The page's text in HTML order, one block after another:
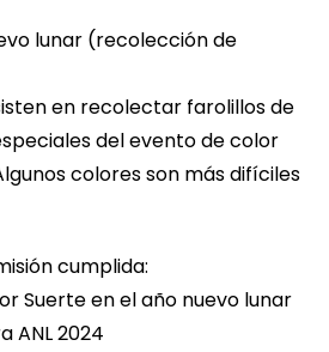
lunar (recolección de
en recolectar farolillos de
del evento de color
colores son más difíciles
cumplida:
Suerte en el año nuevo lunar
ANL 2024